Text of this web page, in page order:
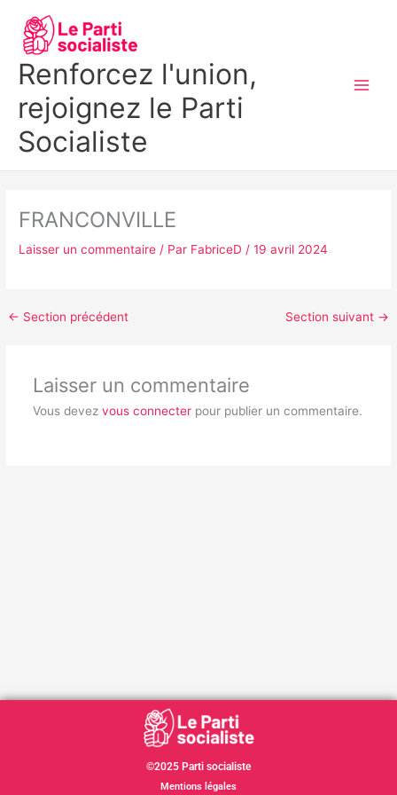
contenu
Renforcez l'union,
rejoignez le Parti
Socialiste
FRANCONVILLE
Laisser un commentaire / Par FabriceD/19 avril 2024
← Section précédent Section suivant →
Laisser un commentaire
Vous devez vous connecterpour publier un commentaire.
©2025 Parti socialiste
Mentions légales